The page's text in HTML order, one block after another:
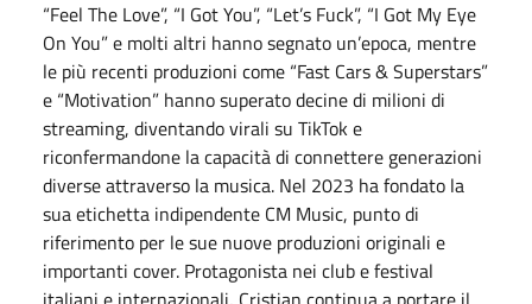
“Feel The Love”, “I Got You”, “Let’s Fuck”, “I Got My Eye
On You” e molti altri hanno segnato un’epoca, mentre
le più recenti produzioni come “Fast Cars & Superstars”
e “Motivation” hanno superato decine di milioni di
streaming, diventando virali su TikTok e
riconfermandone la capacità di connettere generazioni
diverse attraverso la musica. Nel 2023 ha fondato la
sua etichetta indipendente CM Music, punto di
riferimento per le sue nuove produzioni originali e
importanti cover. Protagonista nei club e festival